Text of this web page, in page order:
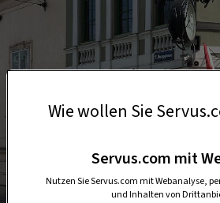
Wie wollen Sie
Servus.com mit
Nutzen Sie Servus.com mit Webanalyse,
und Inhalten von